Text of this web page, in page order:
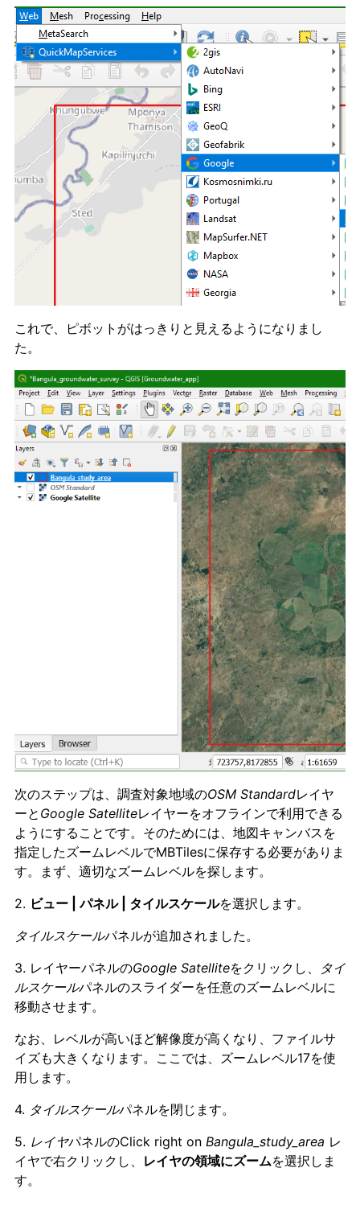
これで、ピボットがはっきりと見えるようになりまし
た。
次のステップは、調査対象地域のOSM Standardレイヤ
ーと Google Satelliteレイヤーをオフラインで利用できる
ようにすることです。そのためには、地図キャンバスを
指定したズームレベルでMBTilesに保存する必要がありま
す。まず、適切なズームレベルを探します。
2. ビュー | パネル | タイルスケールを選択します。
タイルスケールパネルが追加されました。
3. レイヤーパネルのGoogle Satelliteをクリックし、
タイ
ルスケールパネルのスライダーを任意のズームレベルに
移動させます。
なお、レベルが高いほど解像度が高くなり、ファイルサ
イズも大きくなります。ここでは、ズームレベル17を使
用します。
4. タイルスケールパネルを閉じます。
5. レイヤパネルのClick right on Bangula_study_area レ
イヤで右クリックし、 レイヤの領域にズームを選択しま
す。